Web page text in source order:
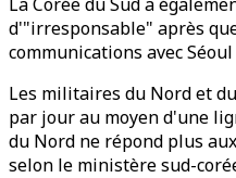
d'"irresponsable" après
communications avec
Les militaires du Nord et
par jour au moyen d'une
du Nord ne répond plus
selon le ministère sud-